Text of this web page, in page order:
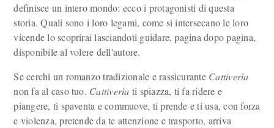
definisce un intero mondo: ecco i protagonisti di questa
storia. Quali sono i loro legami, come si intersecano le loro
vicende lo scoprirai lasciandoti guidare, pagina dopo pagina,
disponibile al volere dell'autore.
Se cerchi un romanzo tradizionale e rassicurante Cattiverìa
non fa al caso tuo. Cattiverìa ti spiazza, ti fa ridere e
piangere, ti spaventa e commuove, ti prende e ti usa, con forza
e violenza, pretende da te attenzione e trasporto, arriva